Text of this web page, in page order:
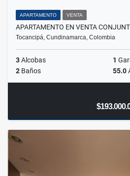
APARTAMENTO VENTA
APARTAMENTO EN VENTA
Tocancipá, Cundinamarca, Colombia
3Alcobas 1
2 Baños 55.0